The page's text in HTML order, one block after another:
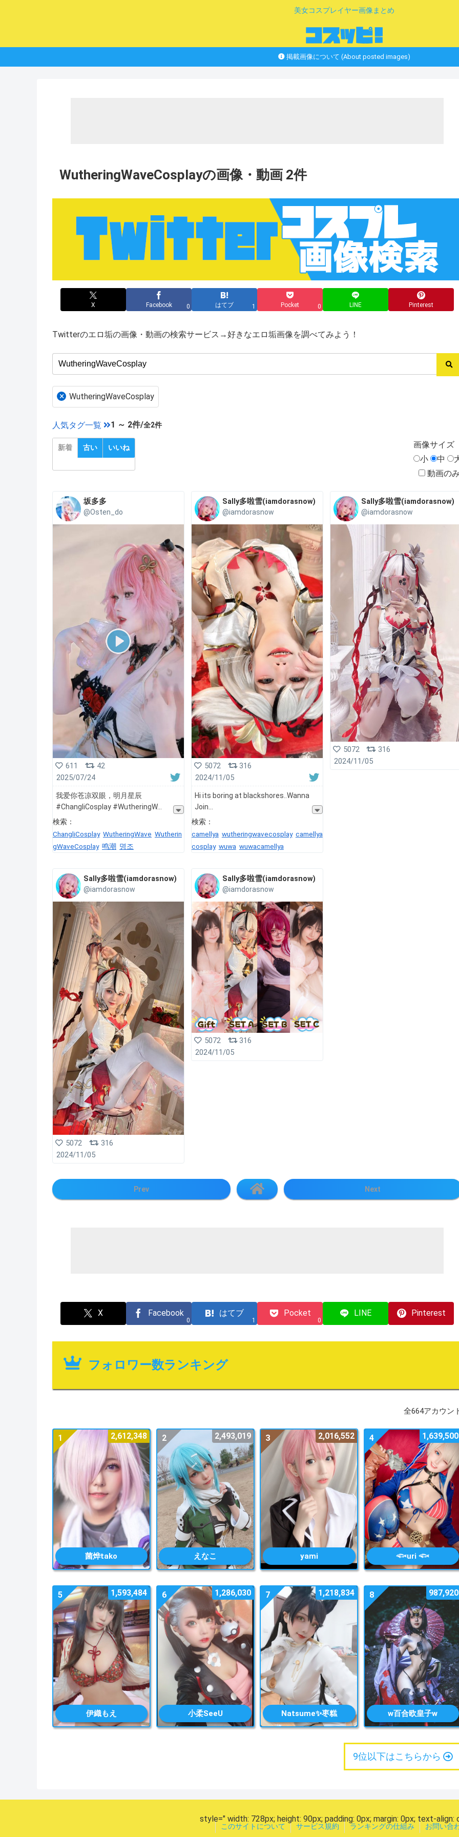
美女コスプレイヤー画像まとめ
掲載画像について (About posted images)
WutheringWaveCosplayの画像・動画 2件
X Facebook 0 はてブ 1 Pocket 0 LINE Pinterest
Twitterのエロ垢の画像・動画の検索サービス→好きなエロ垢画像を調べてみよう！
× WutheringWaveCosplay
人気タグ一覧 1 ～ 2件/全2件
新着 古い いいね 画像サイズ
小
中
動画の
坂多多
@Osten_do
611
42
2025/07/24
我爱你苍凉双眼，明月星辰
#ChangliCosplay #WutheringW
検索：
ChangliCosplay WutheringWave Wutherin
gWaveCosplay 鸣潮 명조
Sally多啦雪(iamdorasnow)
@iamdorasnow
5072
316
2024/11/05
Hi its boring at blackshores..Wanna
Join
検索：
camellya wutheringwavecosplay camellya
cosplay wuwa wuwacamellya
Sally多啦雪(iamdorasnow)
@iamdorasnow
5072
316
2024/11/05
Sally多啦雪(iamdorasnow)
@iamdorasnow
5072
316
2024/11/05
Sally多啦雪(iamdorasnow)
@iamdorasnow
5072
316
2024/11/05
Prev Next
X Facebook
0
はてブ
1
Pocket
0
LINE Pinterest
フォロワー数ランキング
全664アカウン
菌烨tako
1 2,612,348
えなこ
2 2,493,019
yami
3 2,016,552
𓆟uri 𓆟
4 1,639,500
伊織もえ
5 1,593,484
小柔SeeU
6 1,286,030
Natsume✨枣糕
7 1,218,834
w百合欧皇子w
8 987,920
9位以下はこちらから
このサイトについて サービス規約 ランキングの仕組み お問い合
style=" width: 728px; height: 90px; padding: 0px; margin: 0px; text-align: